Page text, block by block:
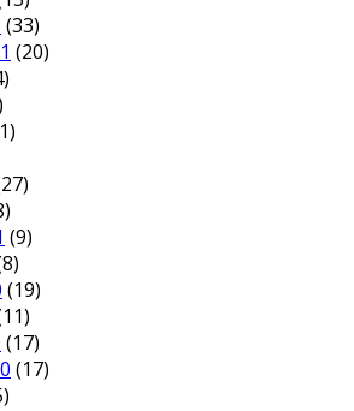
(33)
(20)
(9)
(19)
(17)
(17)